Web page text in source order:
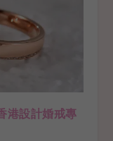
港設計婚戒專